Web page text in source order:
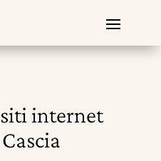
internet